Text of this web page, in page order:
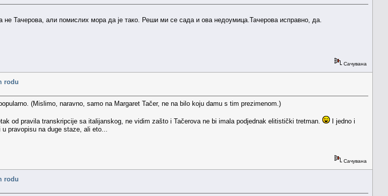
не Тачерова, али помислих мора да је тако. Реши ми се сада и ова недоумица.Тачерова исправно, да.
Сачувана
rodu
(Mislimo, naravno, samo na Margaret Tačer, ne na bilo koju damu s tim prezimenom.)
od pravila transkripcije sa italijanskog, ne vidim zašto i Tačerova ne bi imala podjednak elitistički tretman.
I jedno i
pravopisu na duge staze, ali eto...
Сачувана
rodu